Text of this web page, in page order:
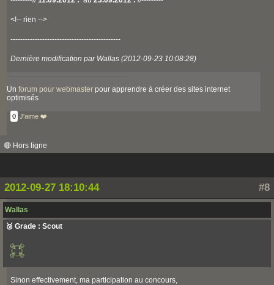
<!-- rien -->
---------------------------------------------
Dernière modification par Wallas (2012-09-23 10:08:28)
Un forum pour webmaster pour apprendre à créer des sites internet
optimisés
0 J'aime ❤️
🔴 Hors ligne
#8
2012-09-27 18:10:44
Wallas
🥉 Grade : Scout
Sinon effectivement, ma participation au concours,